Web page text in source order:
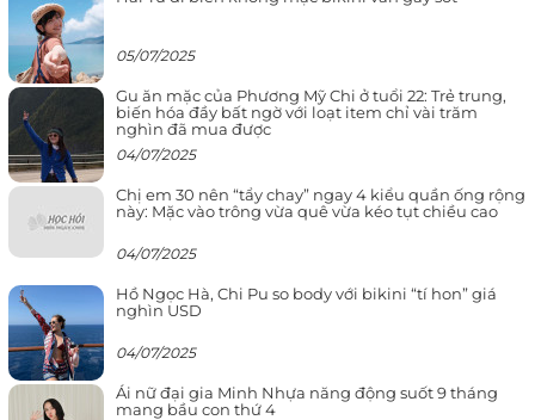
05/07/2025
Gu ăn mặc của Phương Mỹ Chi ở tuổi 22: Trẻ trung,
biến hóa đầy bất ngờ với loạt item chỉ vài trăm
nghìn đã mua được
04/07/2025
Chị em 30 nên “tẩy chay” ngay 4 kiểu quần ống rộng
này: Mặc vào trông vừa quê vừa kéo tụt chiều cao
04/07/2025
Hồ Ngọc Hà, Chi Pu so body với bikini “tí hon” giá
nghìn USD
04/07/2025
Ái nữ đại gia Minh Nhựa năng động suốt 9 tháng
mang bầu con thứ 4